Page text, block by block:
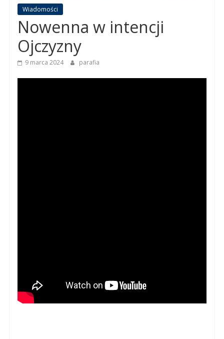
Wiadomości
Nowenna w intencji
Ojczyzny
9 marca 2024 parafia